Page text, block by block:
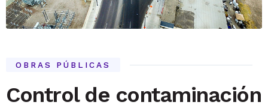
OBRAS PÚBLICAS
Control de contaminación